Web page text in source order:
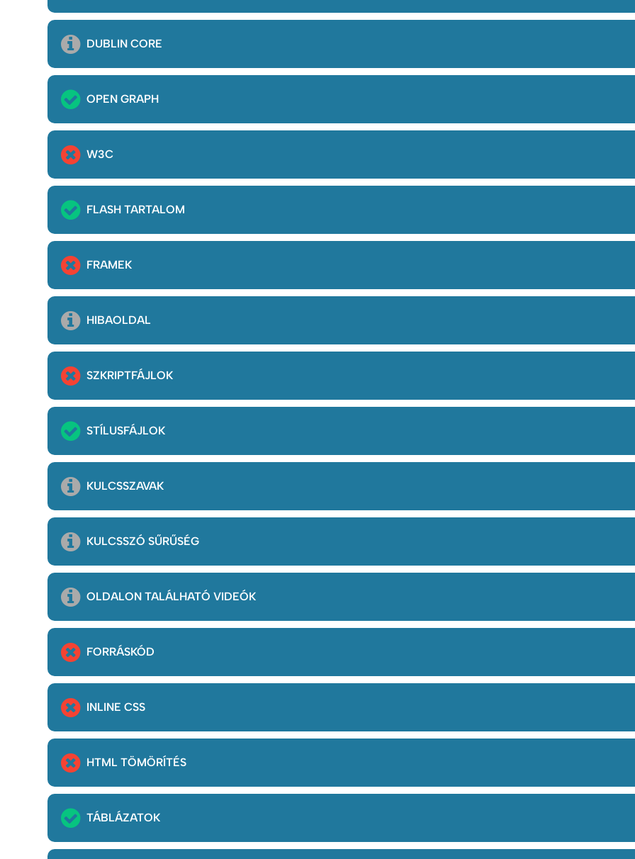
DUBLIN CORE
OPEN GRAPH
W3C
FLASH TARTALOM
FRAMEK
HIBAOLDAL
SZKRIPTFÁJLOK
STÍLUSFÁJLOK
KULCSSZAVAK
KULCSSZÓ SŰRŰSÉG
OLDALON TALÁLHATÓ VIDEÓK
FORRÁSKÓD
INLINE CSS
HTML TÖMÖRÍTÉS
TÁBLÁZATOK